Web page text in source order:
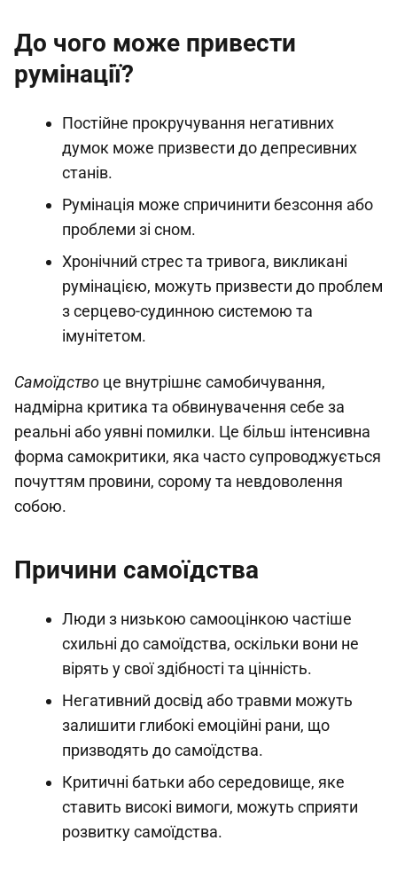
До чого може привести
румінації?
Постійне прокручування негативних
думок може призвести до депресивних
станів.
Румінація може спричинити безсоння або
проблеми зі сном.
Хронічний стрес та тривога, викликані
румінацією, можуть призвести до проблем
з серцево-судинною системою та
імунітетом.
Самоїдство це внутрішнє самобичування,
надмірна критика та обвинувачення себе за
реальні або уявні помилки. Це більш інтенсивна
форма самокритики, яка часто супроводжується
почуттям провини, сорому та невдоволення
собою.
Причини самоїдства
Люди з низькою самооцінкою частіше
схильні до самоїдства, оскільки вони не
вірять у свої здібності та цінність.
Негативний досвід або травми можуть
залишити глибокі емоційні рани, що
призводять до самоїдства.
Критичні батьки або середовище, яке
ставить високі вимоги, можуть сприяти
розвитку самоїдства.